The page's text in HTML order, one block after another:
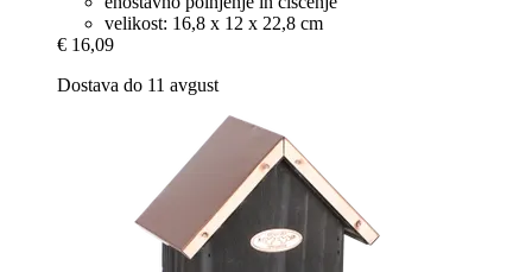
velikost: 16,8 x 12 x 22,8 cm
€ 16,09
Dostava do 11 avgust